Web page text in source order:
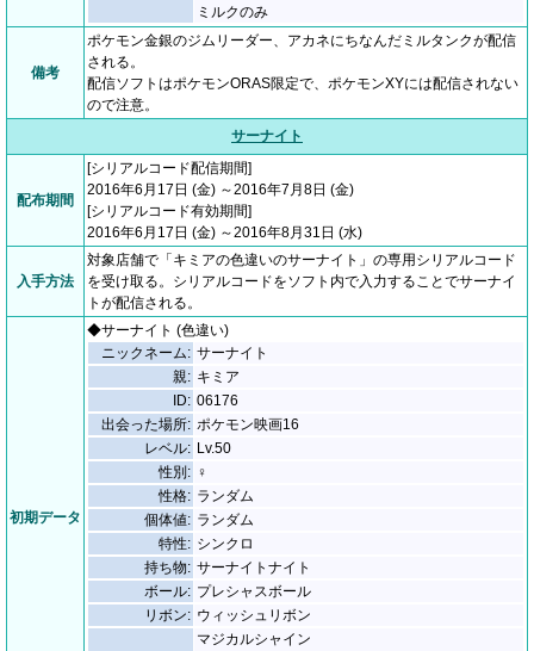
ミルクのみ
備考
ポケモン金銀のジムリーダー、アカネにちなんだミルタンクが配信
される。
配信ソフトはポケモンORAS限定で、ポケモンXYには配信されない
ので注意。
サーナイト
配布期間
[シリアルコード配信期間]
2016年6月17日 (金) ～2016年7月8日 (金)
[シリアルコード有効期間]
2016年6月17日 (金) ～2016年8月31日 (水)
入手方法
対象店舗で「キミアの色違いのサーナイト」の専用シリアルコード
を受け取る。シリアルコードをソフト内で入力することでサーナイ
トが配信される。
初期データ
◆サーナイト (色違い)
ニックネーム: サーナイト
親: キミア
ID: 06176
出会った場所: ポケモン映画16
レベル: Lv.50
性別: ♀
性格: ランダム
個体値: ランダム
特性: シンクロ
持ち物: サーナイトナイト
ボール: プレシャスボール
リボン: ウィッシュリボン
マジカルシャイン